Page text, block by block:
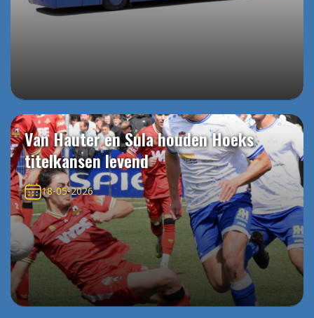
Van Hauter en Sula houden Hoeks
titelkansen levend
18-05-2026